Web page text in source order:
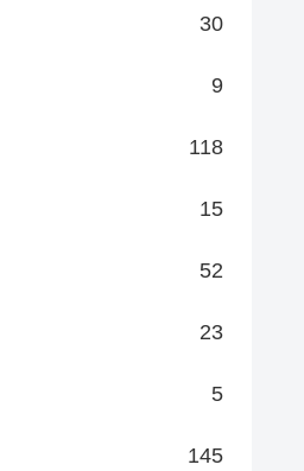
30
9
118
15
52
23
5
145